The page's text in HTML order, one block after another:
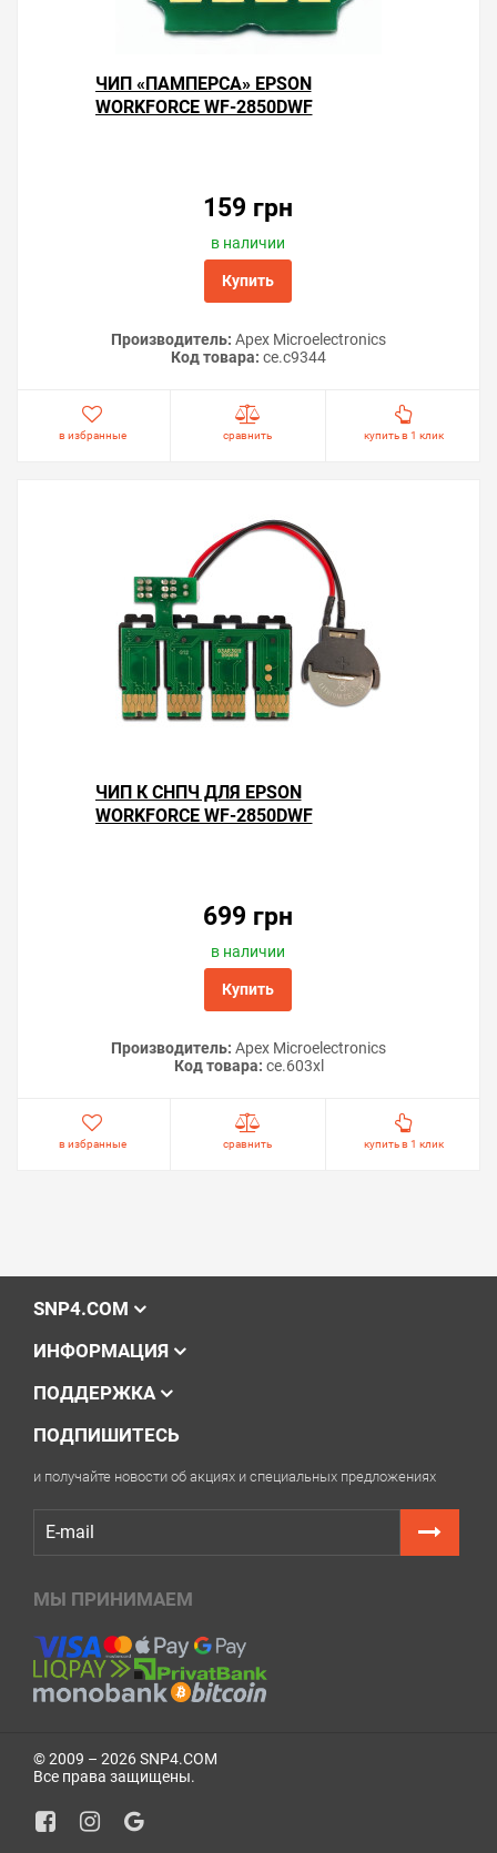
ЧИП «ПАМПЕРСА» EPSON
WORKFORCE WF-2850DWF
159 грн
в наличии
Купить
Производитель: Apex Microelectronics
Код товара: ce.c9344
в избранные сравнить купить в 1 клик
ЧИП К СНПЧ ДЛЯ EPSON
WORKFORCE WF-2850DWF
699 грн
в наличии
Купить
Производитель: Apex Microelectronics
Код товара: ce.603xl
в избранные сравнить купить в 1 клик
SNP4.COM
ИНФОРМАЦИЯ
ПОДДЕРЖКА
ПОДПИШИТЕСЬ
и получайте новости об акциях и специальных предложениях
МЫ ПРИНИМАЕМ
© 2009 – 2026 SNP4.COM
Все права защищены.